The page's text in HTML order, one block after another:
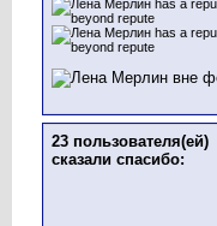
23 пользователя(ей)
сказали cпасибо: